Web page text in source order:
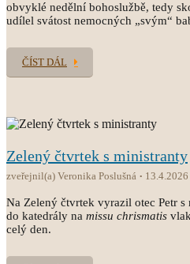
obvyklé nedělní bohoslužbě, tedy
udílel svátost nemocných „svým“
ČÍST DÁL
Zelený čtvrtek s ministranty
zveřejnil(a) Veronika Poslušná 13.4.2026
Na Zelený čtvrtek vyrazil otec Petr
do katedrály na missu chrismatis
celý den.